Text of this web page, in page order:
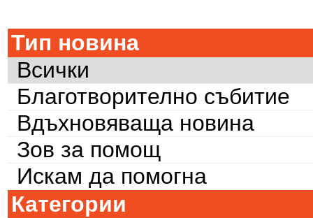
Тип новина
Всички
Благотворително събитие
Вдъхновяваща новина
Зов за помощ
Искам да помогна
Категории